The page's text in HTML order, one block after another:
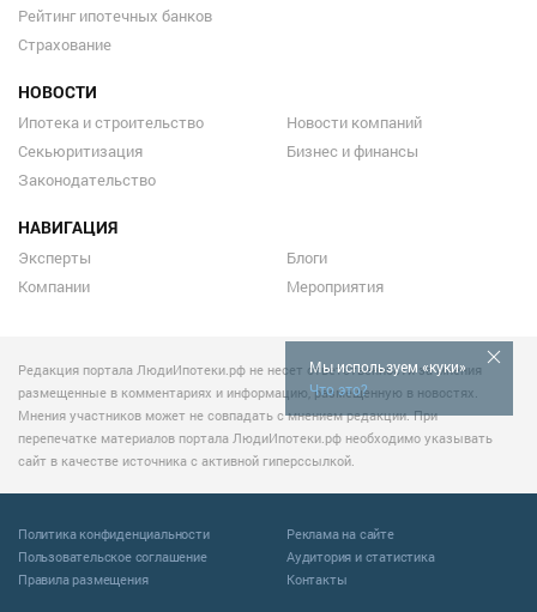
Мы используем «куки»
Что это?
Рейтинг ипотечных банков
Страхование
НОВОСТИ
Ипотека и строительство
Секьюритизация
Законодательство
Новости компаний
Бизнес и финансы
НАВИГАЦИЯ
Эксперты
Компании
Блоги
Мероприятия
Редакция портала ЛюдиИпотеки.рф не несет ответственности за мнения
размещенные в комментариях и информацию, размещенную в новостях.
Мнения участников может не совпадать с мнением редакции. При
перепечатке материалов портала ЛюдиИпотеки.рф необходимо указывать
сайт в качестве источника с активной гиперссылкой.
Политика конфиденциальности
Пользовательское соглашение
Правила размещения
Реклама на сайте
Аудитория и статистика
Контакты